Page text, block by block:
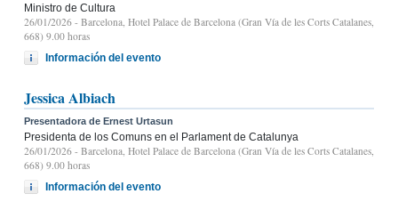
Ministro de Cultura
26/01/2026 - Barcelona, Hotel Palace de Barcelona (Gran Vía de les Corts Catalanes,
668) 9.00 horas
Información del evento
Jessica Albiach
Presentadora de Ernest Urtasun
Presidenta de los Comuns en el Parlament de Catalunya
26/01/2026 - Barcelona, Hotel Palace de Barcelona (Gran Vía de les Corts Catalanes,
668) 9.00 horas
Información del evento